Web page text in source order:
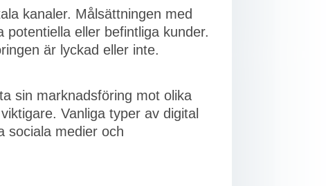
kanaler. Målsättningen med
eller befintliga kunder.
är lyckad eller inte.
sin marknadsföring mot olika
Vanliga typer av digital
sociala medier och